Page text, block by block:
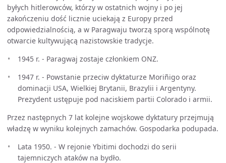
byłych hitlerowców, którzy w ostatnich wojny i po jej
zakończeniu dość licznie uciekają z Europy przed
odpowiedzialnością, a w Paragwaju tworzą sporą wspólnotę
otwarcie kultywującą nazistowskie tradycje.
1945 r. - Paragwaj zostaje członkiem ONZ.
1947 r. - Powstanie przeciw dyktaturze Moriñigo oraz
dominacji USA, Wielkiej Brytanii, Brazylii i Argentyny.
Prezydent ustępuje pod naciskiem partii Colorado i armii.
Przez następnych 7 lat kolejne wojskowe dyktatury przejmują
władzę w wyniku kolejnych zamachów. Gospodarka podupada.
Lata 1950. - W rejonie Ybitimi dochodzi do serii
tajemniczych ataków na bydło.